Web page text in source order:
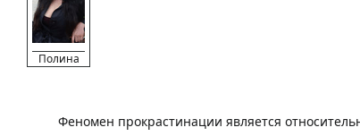
Полина
Феномен прокрастинации является